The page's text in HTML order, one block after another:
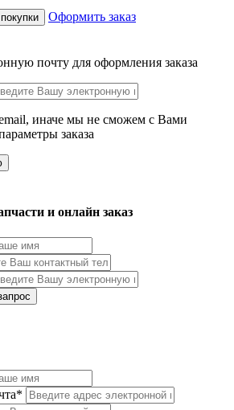
Оформить заказ
почту для оформления заказа
иначе мы не сможем с Вами
заказа
и онлайн заказ